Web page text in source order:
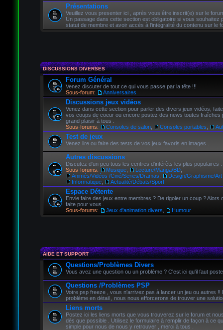
Présentations
Veuillez vous presenter ici , après vous être inscrit(e) sur le
Un passage dans cette section est obligatoire si vous souhaitez
statut de membre et avoir accès à l'intégralité du contenu sur le
DISCUSSIONS DIVERSES
Forum Général
Venez discuter de tout ce qui vous passe par la tête !!!
Sous-forum:
Anniversaires
Discussions jeux vidéos
Venez dans cette section pour parler des divers jeux vidéos,
vos coups de coeur ou encore postez des news toutes fraîches
grand plaisir à tous .
Sous-forums:
Consoles de salon, Consoles portables
Test de jeux
Venez lire ou faire des tests de vos jeux favoris en images .
Autres discussions
Discutez d'un peu tous les centres d'intérêts les plus populaires .
Sous-forums:
Musique, Lecture/Manga/BD,
Animés/Vidéos /Ciné/Series/Dramas
Design/Graphisme/Art
Informatique, Actualité/Débats/Sport
Espace Détente
Envie faire des jeux entre membres ? De rigoler un coup ? Alors
faite pour vous .
Sous-forums:
Jeux d'animation divers Humour
AIDE ET SUPPORT
Questions/Problèmes Divers
Vous avez une question ou un problème ? C'est ici qu'il faut
Questions /Problèmes PSP
Votre psp freeze , vous n'arrivez pas à lancer un jeu ou autres !!
problème en détail , nous nous efforcerons de trouver une
Liens morts
Postez ici les liens morts que vous trouverez sur le forum et
dès que possible . Utilisez le formulaire à remplir de façon à ce
simple pour nous de nous y retrouver , merci à tous .